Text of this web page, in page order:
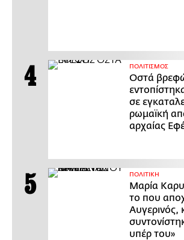
ΠΟΛΙΤΙΣΜΟΣ
Οστά
σε
ρωμαϊκή
αρχαίας
ΠΟΛΙΤΙΚΗ
Μαρία
το που
Αυγερινός,
υπέρ του»